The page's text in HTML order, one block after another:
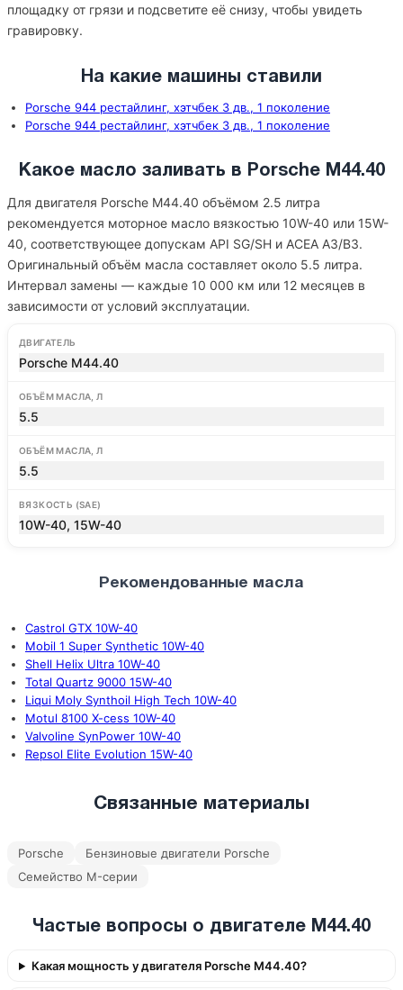
площадку от грязи и подсветите её снизу, чтобы увидеть
гравировку.
На какие машины ставили
Porsche 944 рестайлинг, хэтчбек 3 дв., 1 поколение
Porsche 944 рестайлинг, хэтчбек 3 дв., 1 поколение
Какое масло заливать в Porsche M44.40
Для двигателя Porsche M44.40 объёмом 2.5 литра
рекомендуется моторное масло вязкостью 10W-40 или 15W-
40, соответствующее допускам API SG/SH и ACEA A3/B3.
Оригинальный объём масла составляет около 5.5 литра.
Интервал замены — каждые 10 000 км или 12 месяцев в
зависимости от условий эксплуатации.
ДВИГАТЕЛЬ
Porsche M44.40
ОБЪЁМ МАСЛА, Л
5.5
ОБЪЁМ МАСЛА, Л
5.5
ВЯЗКОСТЬ (SAE)
10W-40, 15W-40
Рекомендованные масла
Castrol GTX 10W-40
Mobil 1 Super Synthetic 10W-40
Shell Helix Ultra 10W-40
Total Quartz 9000 15W-40
Liqui Moly Synthoil High Tech 10W-40
Motul 8100 X-cess 10W-40
Valvoline SynPower 10W-40
Repsol Elite Evolution 15W-40
Связанные материалы
Porsche
Бензиновые двигатели Porsche
Семейство M-серии
Частые вопросы о двигателе M44.40
Какая мощность у двигателя Porsche M44.40?